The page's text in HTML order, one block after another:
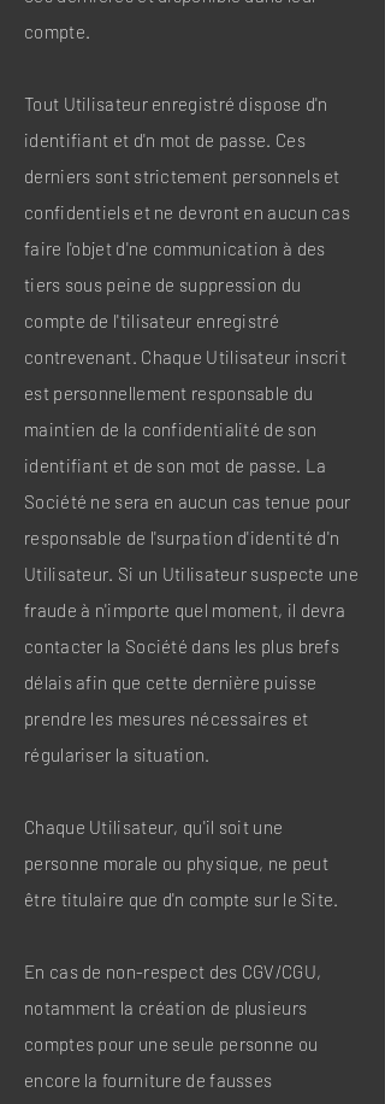
compte.
Tout Utilisateur enregistré dispose d'n
identifiant et d'n mot de passe. Ces
derniers sont strictement personnels et
confidentiels et ne devront en aucun cas
faire l'objet d'ne communication à des
tiers sous peine de suppression du
compte de l'tilisateur enregistré
contrevenant. Chaque Utilisateur inscrit
est personnellement responsable du
maintien de la confidentialité de son
identifiant et de son mot de passe. La
Société ne sera en aucun cas tenue pour
responsable de l'surpation d'identité d'n
Utilisateur. Si un Utilisateur suspecte une
fraude à n'importe quel moment, il devra
contacter la Société dans les plus brefs
délais afin que cette dernière puisse
prendre les mesures nécessaires et
régulariser la situation.
Chaque Utilisateur, qu'il soit une
personne morale ou physique, ne peut
être titulaire que d'n compte sur le Site.
En cas de non-respect des CGV/CGU,
notamment la création de plusieurs
comptes pour une seule personne ou
encore la fourniture de fausses